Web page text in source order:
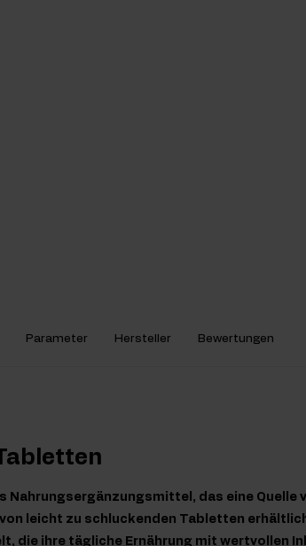
Parameter Hersteller Bewertungen
das eine Quelle
leicht zu schluckenden Tabletten
die ihre tägliche Ernährung mit wertvollen